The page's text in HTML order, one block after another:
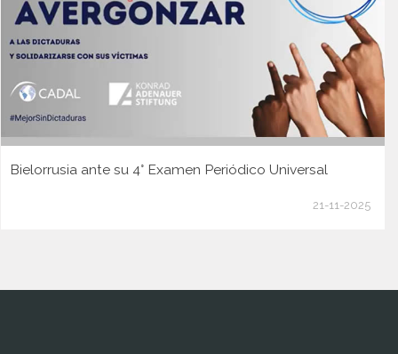
Bielorrusia ante su 4° Examen Periódico Universal
21-11-2025